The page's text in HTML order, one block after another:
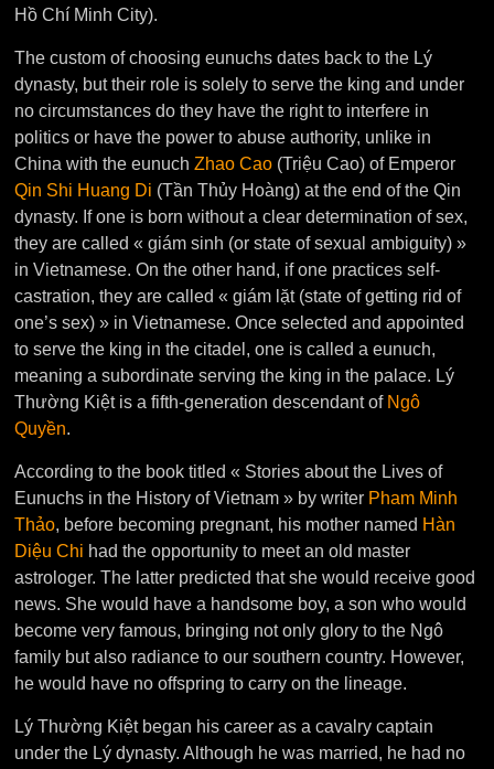
Hồ Chí Minh City).
The custom of choosing eunuchs dates back to the Lý
dynasty, but their role is solely to serve the king and under
no circumstances do they have the right to interfere in
politics or have the power to abuse authority, unlike in
China with the eunuchZhao Cao (Triệu Cao) of Emperor
Qin Shi Huang Di (Tần Thủy Hoàng) at the end of the Qin
dynasty. If one is born without a clear determination of sex,
they are called « giám sinh (or state of sexual ambiguity) »
in Vietnamese. On the other hand, if one practices self-
castration, they are called « giám lặt (state of getting rid of
one’s sex) » in Vietnamese. Once selected and appointed
to serve the king in the citadel, one is called a eunuch,
meaning a subordinate serving the king in the palace. Lý
Thường Kiệt is a fifth-generation descendant of Ngô
Quyền.
According to the book titled « Stories about the Lives of
Eunuchs in the History of Vietnam » by writer Pham Minh
Thảo, before becoming pregnant, his mother named Hàn
Diệu Chi had the opportunity to meet an old master
astrologer. The latter predicted that she would receive good
news. She would have a handsome boy, a son who would
become very famous, bringing not only glory to the Ngô
family but also radiance to our southern country. However,
he would have no offspring to carry on the lineage.
Lý Thường Kiệt began his career as a cavalry captain
under the Lý dynasty. Although he was married, he had no